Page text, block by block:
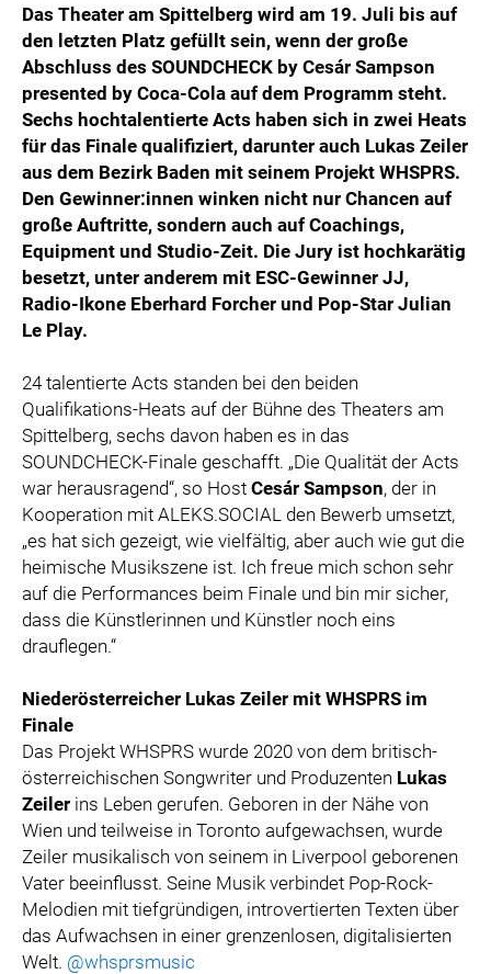
LOGOS
COCA COLA
PRESSEKONTAKT
Das Theater am Spittelberg wird am 19. Juli bis auf
den letzten Platz gefüllt sein, wenn der große
Abschluss des SOUNDCHECK by Cesár Sampson
presented by Coca-Cola auf dem Programm steht.
Sechs hochtalentierte Acts haben sich in zwei Heats
für das Finale qualifiziert, darunter auch Lukas Zeiler
aus dem Bezirk Baden mit seinem Projekt WHSPRS.
Den Gewinner:innen winken nicht nur Chancen auf
große Auftritte, sondern auch auf Coachings,
Equipment und Studio-Zeit. Die Jury ist hochkarätig
besetzt, unter anderem mit ESC-Gewinner JJ,
Radio-Ikone Eberhard Forcher und Pop-Star Julian
Le Play.
24 talentierte Acts standen bei den beiden
Qualifikations-Heats auf der Bühne des Theaters am
Spittelberg, sechs davon haben es in das
SOUNDCHECK-Finale geschafft. „Die Qualität der Acts
war herausragend“, so Host Cesár Sampson, der in
Kooperation mit ALEKS.SOCIAL den Bewerb umsetzt,
„es hat sich gezeigt, wie vielfältig, aber auch wie gut die
heimische Musikszene ist. Ich freue mich schon sehr
auf die Performances beim Finale und bin mir sicher,
dass die Künstlerinnen und Künstler noch eins
drauflegen.“
Niederösterreicher Lukas Zeiler mit WHSPRS im
Finale
Das Projekt WHSPRS wurde 2020 von dem britisch-
österreichischen Songwriter und Produzenten Lukas
Zeiler ins Leben gerufen. Geboren in der Nähe von
Wien und teilweise in Toronto aufgewachsen, wurde
Zeiler musikalisch von seinem in Liverpool geborenen
Vater beeinflusst. Seine Musik verbindet Pop-Rock-
Melodien mit tiefgründigen, introvertierten Texten über
das Aufwachsen in einer grenzenlosen, digitalisierten
Welt. @whsprsmusic